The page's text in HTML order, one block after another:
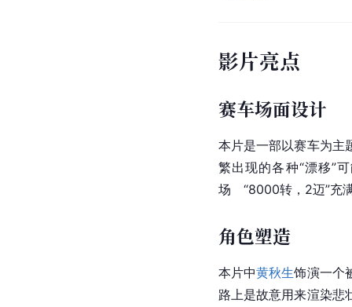
影片亮点
赛车场面设计
本片是一部以赛车为主
繁出现的各种“漂移”
场　“8000转，2迈”充
角色塑造
本片中黄秋生饰演一个
路上是故意用来渲染悲